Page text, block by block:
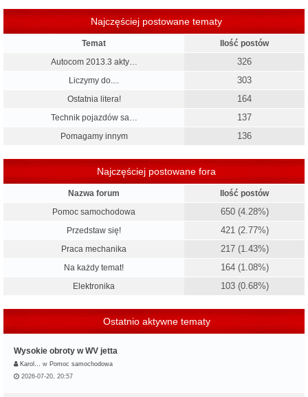
Najczęściej postowane tematy
Temat
Ilość postów
Autocom 2013.3 akty…
326
Liczymy do.... 303
Ostatnia litera! 164
Technik pojazdów sa… 137
Pomagamy innym 136
Najczęściej postowane fora
Nazwa forum
Ilość postów
Pomoc samochodowa
650 (4.28%)
Przedstaw się! 421 (2.77%)
Praca mechanika 217 (1.43%)
Na każdy temat! 164 (1.08%)
Elektronika 103 (0.68%)
Ostatnio aktywne tematy
Wysokie obroty w WV jetta
Karol… w Pomoc samochodowa
2026-07-20, 20:57